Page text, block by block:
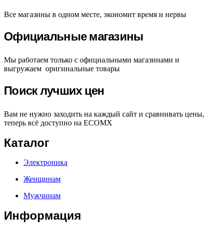
Все магазины в одном месте, экономит время и нервы
Официальные магазины
Мы работаем только с официальными магазинами и
выгружаем оригинальные товары
Поиск лучших цен
Вам не нужно заходить на каждый сайт и сравнивать цены,
теперь всё доступно на ECOMX
Каталог
Электроника
Женщинам
Мужчинам
Информация